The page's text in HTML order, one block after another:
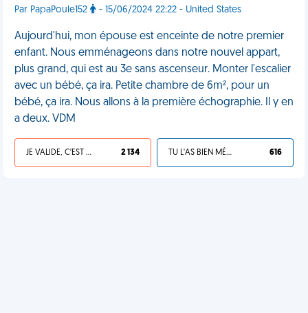
Par PapaPoule152 - 15/06/2024 22:22 - United States
Aujourd'hui, mon épouse est enceinte de notre premier
enfant. Nous emménageons dans notre nouvel appart,
plus grand, qui est au 3e sans ascenseur. Monter l'escalier
avec un bébé, ça ira. Petite chambre de 6m², pour un
bébé, ça ira. Nous allons à la première échographie. Il y en
a deux. VDM
JE VALIDE, C'EST UNE VDM 2 134 TU L'AS BIEN MÉRITÉ 616